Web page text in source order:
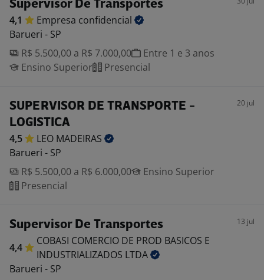
Supervisor De Transportes
4,1 Empresa confidencial
Barueri - SP
R$ 5.500,00 a R$ 7.000,00
Entre 1 e 3 anos
Ensino Superior
Presencial
SUPERVISOR DE TRANSPORTE -
LOGISTICA
20 jul
4,5 LEO MADEIRAS
Barueri - SP
R$ 5.500,00 a R$ 6.000,00
Ensino Superior
Presencial
Supervisor De Transportes 13 jul
4,4
COBASI COMERCIO DE PROD BASICOS E
INDUSTRIALIZADOS LTDA
Barueri - SP